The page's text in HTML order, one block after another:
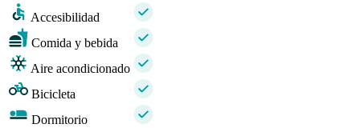
Accesibilidad
Comida y bebida
Aire acondicionado
Bicicleta
Dormitorio